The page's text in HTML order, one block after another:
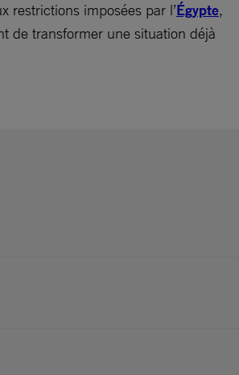
restrictions imposées par l’Égypte,
de transformer une situation déjà